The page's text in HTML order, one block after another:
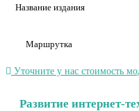
Название издания
Маршрутка
Уточните у нас стоимость
Развитие интернет-